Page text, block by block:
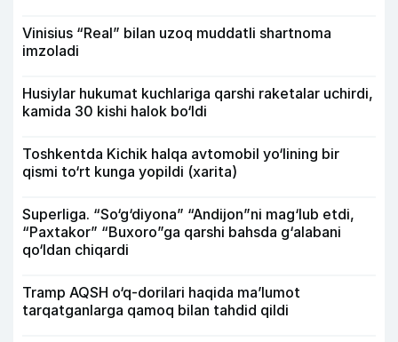
Vinisius “Real” bilan uzoq muddatli shartnoma
imzoladi
Husiylar hukumat kuchlariga qarshi raketalar uchirdi,
kamida 30 kishi halok bo‘ldi
Toshkentda Kichik halqa avtomobil yo‘lining bir
qismi to‘rt kunga yopildi (xarita)
Superliga. “So‘g‘diyona” “Andijon”ni mag‘lub etdi,
“Paxtakor” “Buxoro”ga qarshi bahsda g‘alabani
qo‘ldan chiqardi
Tramp AQSH o‘q-dorilari haqida ma’lumot
tarqatganlarga qamoq bilan tahdid qildi